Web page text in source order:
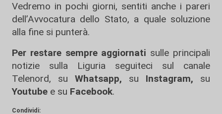
Vedremo in pochi giorni, sentiti anche i pareri
dell’Avvocatura dello Stato, a quale soluzione
alla fine si punterà.
Per restare sempre aggiornati sulle principali
notizie sulla Liguria seguiteci sul canale
Telenord, su
Whatsapp, su Instagram, su
Youtube e su Facebook.
Condividi: